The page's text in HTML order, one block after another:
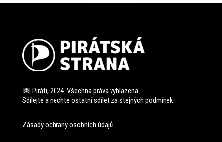
Piráti, 2024. Všechna práva vyhlazena.
Sdílejte a nechte ostatní sdílet za stejných podmínek.
Zásady ochrany osobních údajů